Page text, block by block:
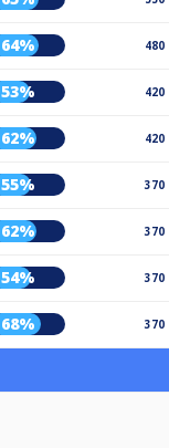
64% 480
53% 420
62% 420
55% 370
62% 370
54% 370
68% 370